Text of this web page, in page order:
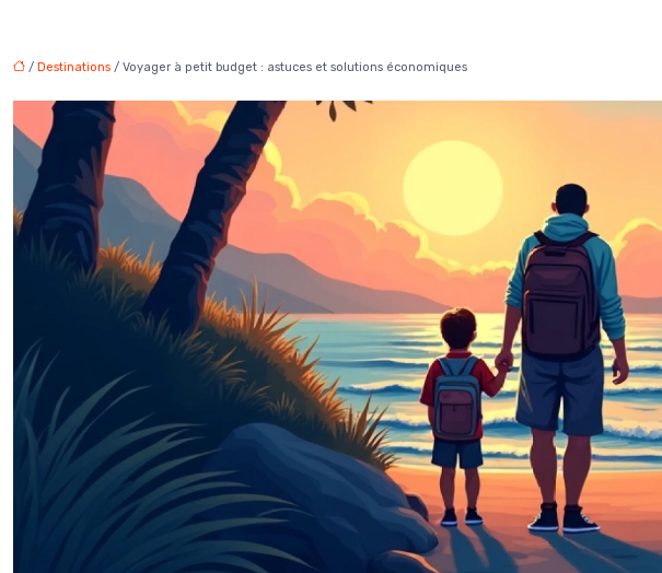
/ Destinations / Voyager à petit budget : astuces et solutions économiques